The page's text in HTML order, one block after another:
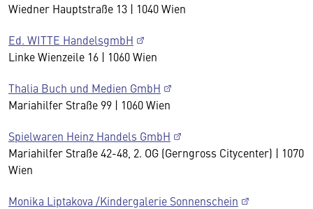
Wiedner Hauptstraße 13 | 1040 Wien
Ed. WITTE HandelsgmbH
Linke Wienzeile 16 | 1060 Wien
Thalia Buch und Medien GmbH
Mariahilfer Straße 99 | 1060 Wien
Spielwaren Heinz Handels GmbH
Mariahilfer Straße 42-48, 2. OG (Gerngross Citycenter) | 1070
Wien
Monika Liptakova /Kindergalerie Sonnenschein